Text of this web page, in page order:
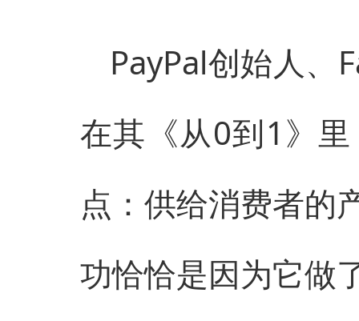
PayPal创始人、
在其《从0到1》
点：供给消费者的
功恰恰是因为它做